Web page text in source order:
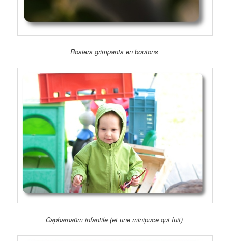
Rosiers grimpants en boutons
Capharnaüm infantile (et une minipuce qui fuit)